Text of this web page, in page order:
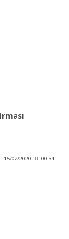
15/02/2020 00:34